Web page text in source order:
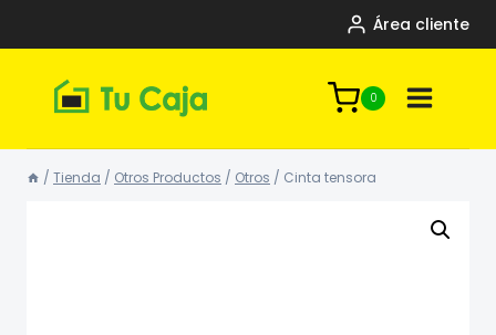
Área cliente
0
/ Tienda / Otros Productos / Otros / Cinta tensora